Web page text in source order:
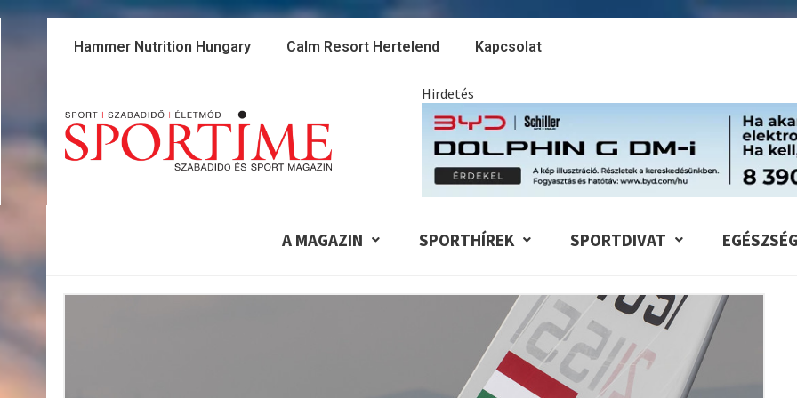
Skip
Hammer Nutrition Hungary Calm Resort Hertelend Kapcsolat
Hirdetés
A MAGAZIN SPORTHÍREK SPORTDIVAT EGÉSZSÉG